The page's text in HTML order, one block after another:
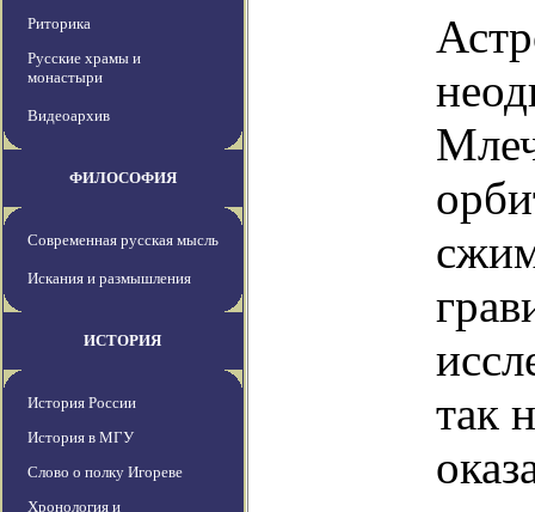
Риторика
Русские храмы и
монастыри
Видеоархив
ФИЛОСОФИЯ
Современная русская мысль
Искания и размышления
ИСТОРИЯ
История России
История в МГУ
Слово о полку Игореве
Хронология и
так